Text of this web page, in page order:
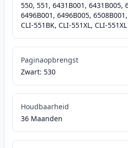
550, 551, 6431B001, 6431B005,
6496B001, 6496B005,
CLI-551BK, CLI-551XL, CLI-
Paginaopbrengst
Zwart: 530
Houdbaarheid
36 Maanden